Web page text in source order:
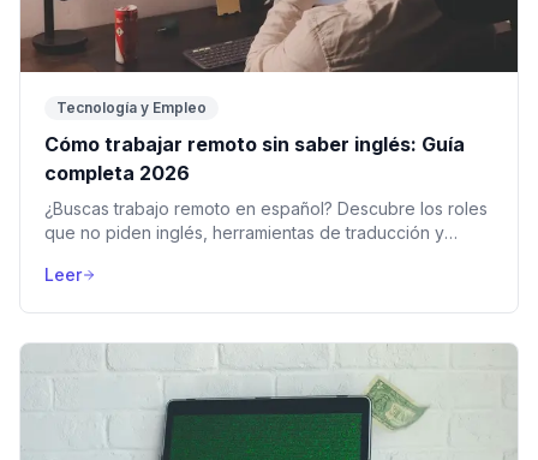
Tecnología y Empleo
Cómo trabajar remoto sin saber inglés: Guía
completa 2026
¿Buscas trabajo remoto en español? Descubre los roles
que no piden inglés, herramientas de traducción y
Leer